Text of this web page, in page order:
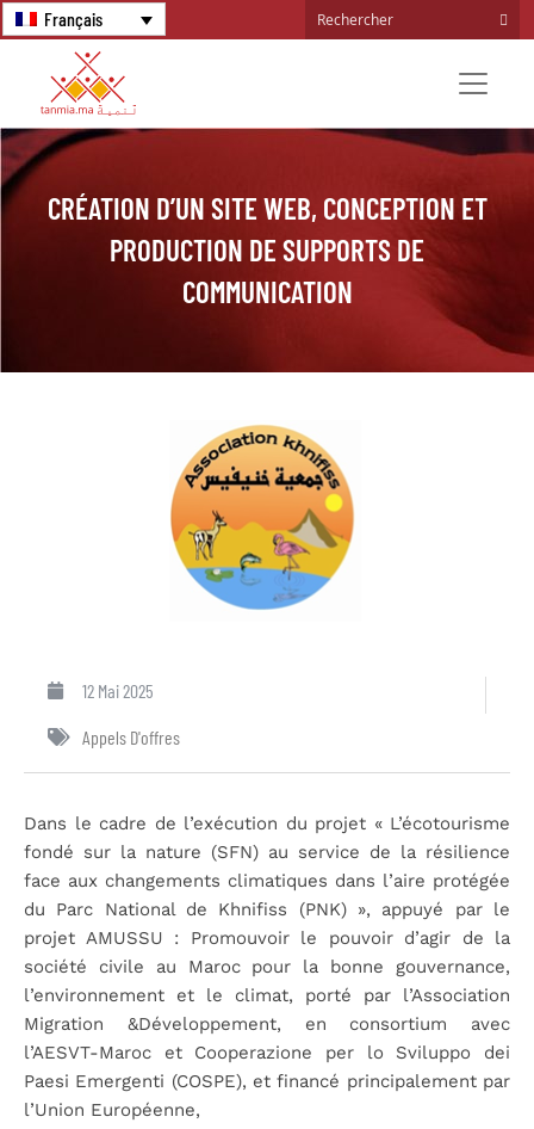
Français
CRÉATION D’UN SITE WEB, CONCEPTION ET
PRODUCTION DE SUPPORTS DE
COMMUNICATION
12 Mai 2025
Appels D'offres
Dans le cadre de l’exécution du projet « L’écotourisme
fondé sur la nature (SFN) au service de la résilience
face aux changements climatiques dans l’aire protégée
du Parc National de Khnifiss (PNK) », appuyé par le
projet AMUSSU : Promouvoir le pouvoir d’agir de la
société civile au Maroc pour la bonne gouvernance,
l’environnement et le climat, porté par l’Association
Migration &Développement, en consortium avec
l’AESVT-Maroc et Cooperazione per lo Sviluppo dei
Paesi Emergenti (COSPE), et financé principalement par
l’Union Européenne,